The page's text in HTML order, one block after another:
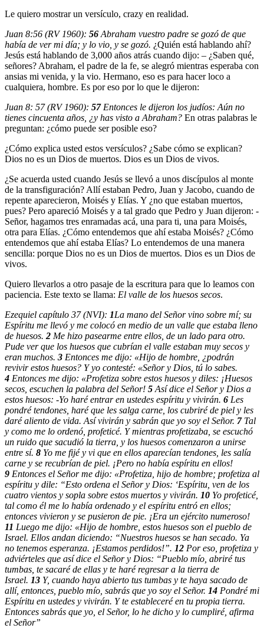
Le quiero mostrar un versículo, crazy en realidad.
Juan 8:56 (RV 1960): 56 Abraham vuestro padre se gozó de que
había de ver mi día; y lo vio, y se gozó. ¿Quién está hablando ahí?
Jesús está hablando de 3,000 años atrás cuando dijo: – ¿Saben qué,
señores? Abraham, el padre de la fe, se alegró mientras esperaba con
ansias mi venida, y la vio. Hermano, eso es para hacer loco a
cualquiera, hombre. Es por eso por lo que le dijeron:
Juan 8: 57 (RV 1960): 57 Entonces le dijeron los judíos: Aún no
tienes cincuenta años, ¿y has visto a Abraham? En otras palabras le
preguntan: ¿cómo puede ser posible eso?
¿Cómo explica usted estos versículos? ¿Sabe cómo se explican?
Dios no es un Dios de muertos. Dios es un Dios de vivos.
¿Se acuerda usted cuando Jesús se llevó a unos discípulos al monte
de la transfiguración? Allí estaban Pedro, Juan y Jacobo, cuando de
repente aparecieron, Moisés y Elías. Y ¿no que estaban muertos,
pues? Pero apareció Moisés y a tal grado que Pedro y Juan dijeron: -
Señor, hagamos tres enramadas acá, una para ti, una para Moisés,
otra para Elías. ¿Cómo entendemos que ahí estaba Moisés? ¿Cómo
entendemos que ahí estaba Elías? Lo entendemos de una manera
sencilla: porque Dios no es un Dios de muertos. Dios es un Dios de
vivos.
Quiero llevarlos a otro pasaje de la escritura para que lo leamos con
paciencia. Este texto se llama: El valle de los huesos secos.
Ezequiel capítulo 37 (NVI): 1La mano del Señor vino sobre mí; su
Espíritu me llevó y me colocó en medio de un valle que estaba lleno
de huesos. 2 Me hizo pasearme entre ellos, de un lado para otro.
Pude ver que los huesos que cubrían el valle estaban muy secos y
eran muchos. 3 Entonces me dijo: «Hijo de hombre, ¿podrán
revivir estos huesos? Y yo contesté: «Señor y Dios, tú lo sabes.
4 Entonces me dijo: «Profetiza sobre estos huesos y diles: ¡Huesos
secos, escuchen la palabra del Señor! 5 Así dice el Señor y Dios a
estos huesos: -Yo haré entrar en ustedes espíritu y vivirán. 6 Les
pondré tendones, haré que les salga carne, los cubriré de piel y les
daré aliento de vida. Así vivirán y sabrán que yo soy el Señor. 7 Tal
y como me lo ordenó, profeticé. Y mientras profetizaba, se escuchó
un ruido que sacudió la tierra, y los huesos comenzaron a unirse
entre sí. 8 Yo me fijé y vi que en ellos aparecían tendones, les salía
carne y se recubrían de piel. ¡Pero no había espíritu en ellos!
9 Entonces el Señor me dijo: «Profetiza, hijo de hombre; profetiza al
espíritu y dile: “Esto ordena el Señor y Dios: ‘Espíritu, ven de los
cuatro vientos y sopla sobre estos muertos y vivirán. 10 Yo profeticé,
tal como él me lo había ordenado y el espíritu entró en ellos;
entonces vivieron y se pusieron de pie. ¡Era un ejército numeroso!
11 Luego me dijo: «Hijo de hombre, estos huesos son el pueblo de
Israel. Ellos andan diciendo: “Nuestros huesos se han secado. Ya
no tenemos esperanza. ¡Estamos perdidos!”. 12 Por eso, profetiza y
adviérteles que así dice el Señor y Dios: “Pueblo mío, abriré tus
tumbas, te sacaré de ellas y te haré regresar a la tierra de
Israel. 13 Y, cuando haya abierto tus tumbas y te haya sacado de
allí, entonces, pueblo mío, sabrás que yo soy el Señor. 14 Pondré mi
Espíritu en ustedes y vivirán. Y te estableceré en tu propia tierra.
Entonces sabrás que yo, el Señor, lo he dicho y lo cumpliré, afirma
el Señor”